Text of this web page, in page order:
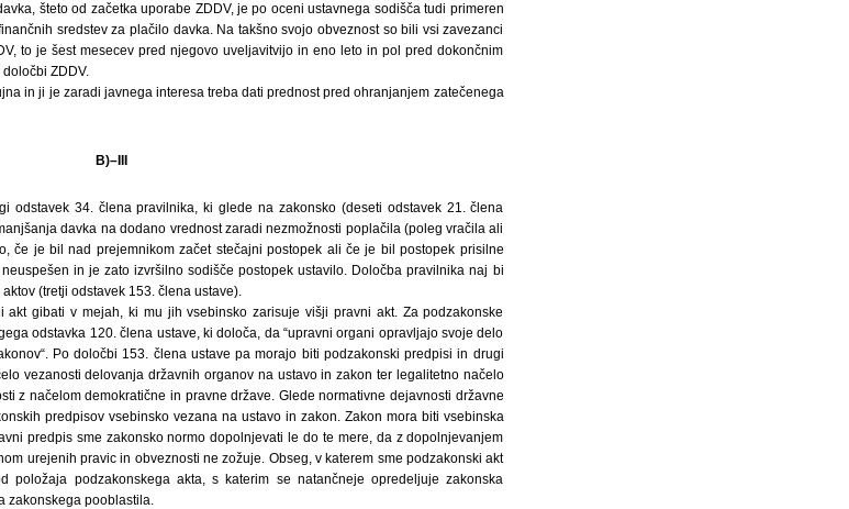
šteto od začetka uporabe ZDDV, je po oceni ustavnega sodišča tudi primeren
sredstev za plačilo davka. Na takšno svojo obveznost so bili vsi zavezanci
to je šest mesecev pred njegovo uveljavitvijo in eno leto in pol pred dokončnim
ZDDV.
in ji je zaradi javnega interesa treba dati prednost pred ohranjanjem zatečenega
B)–III
odstavek 34. člena pravilnika, ki glede na zakonsko (deseti odstavek 21. člena
davka na dodano vrednost zaradi nezmožnosti poplačila (poleg vračila ali
če je bil nad prejemnikom začet stečajni postopek ali če je bil postopek prisilne
in je zato izvršilno sodišče postopek ustavilo. Določba pravilnika naj bi
(tretji odstavek 153. člena ustave).
gibati v mejah, ki mu jih vsebinsko zarisuje višji pravni akt. Za podzakonske
odstavka 120. člena ustave, ki določa, da “upravni organi opravljajo svoje delo
Po določbi 153. člena ustave pa morajo biti podzakonski predpisi in drugi
vezanosti delovanja državnih organov na ustavo in zakon ter legalitetno načelo
z načelom demokratične in pravne države. Glede normativne dejavnosti državne
predpisov vsebinsko vezana na ustavo in zakon. Zakon mora biti vsebinska
predpis sme zakonsko normo dopolnjevati le do te mere, da z dopolnjevanjem
urejenih pravic in obveznosti ne zožuje. Obseg, v katerem sme podzakonski akt
položaja podzakonskega akta, s katerim se natančneje opredeljuje zakonska
zakonskega pooblastila.